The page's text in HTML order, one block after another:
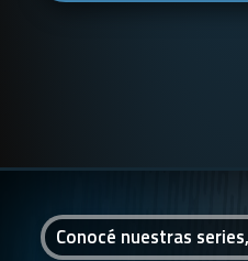
Conocé nuestras